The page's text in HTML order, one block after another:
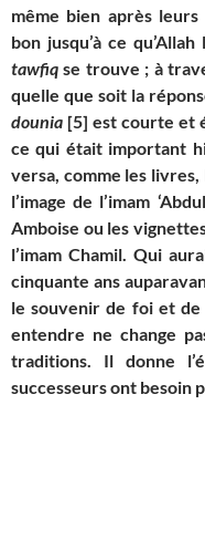
même bien après leurs
bon jusqu’à ce
tawfiq se trouve ; à
quelle que soit la
dounia [5] est courte et
ce qui était important
versa, comme les livres,
l’image de l’imam
Amboise ou les
l’imam Chamil. Qui
cinquante ans
le souvenir de foi et de
entendre ne change
traditions. Il donne
successeurs ont besoin